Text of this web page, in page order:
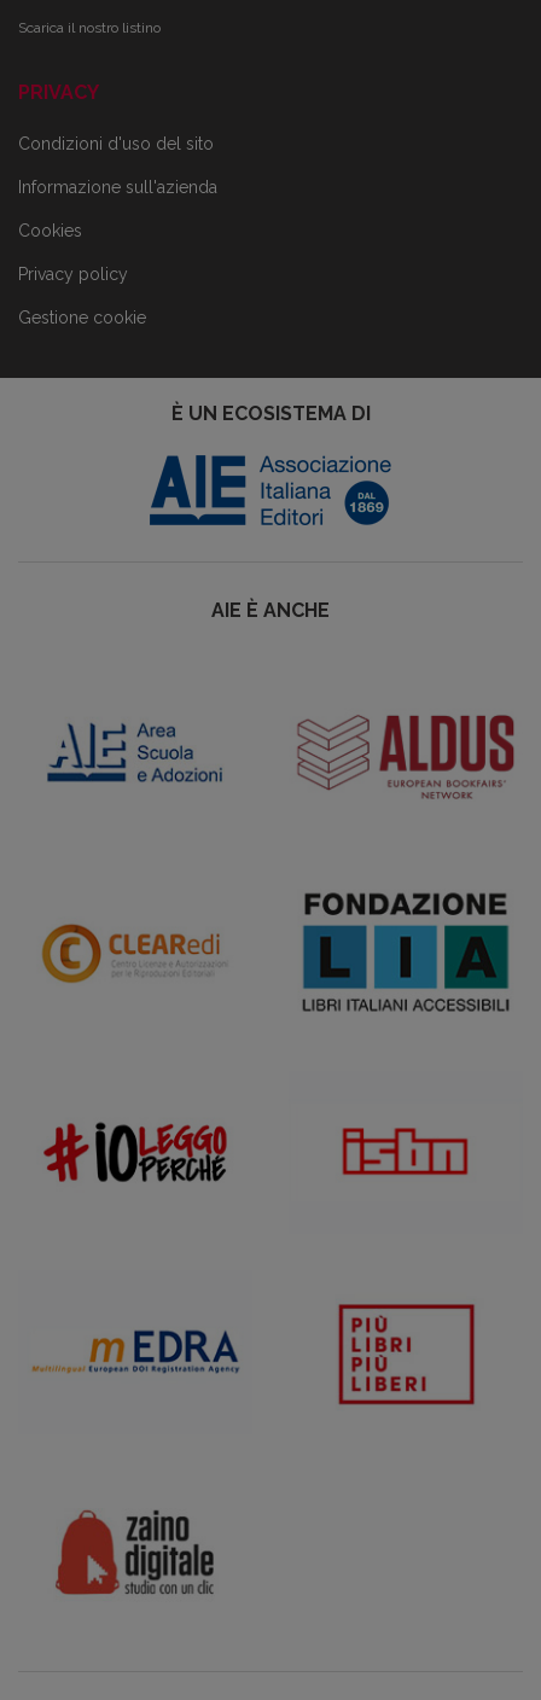
Scarica il nostro listino
PRIVACY
Condizioni d'uso del sito
Informazione sull'azienda
Cookies
Privacy policy
Gestione cookie
È UN ECOSISTEMA DI
AIE È ANCHE